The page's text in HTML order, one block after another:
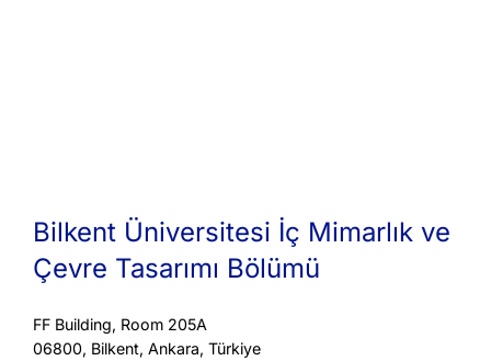
Bilkent Üniversitesi İç Mimarlık ve
Çevre Tasarımı Bölümü
FF Building, Room 205A
06800, Bilkent, Ankara, Türkiye